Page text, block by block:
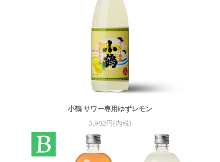
小鶴 サワー専用ゆずレモン
3,982円(内税)